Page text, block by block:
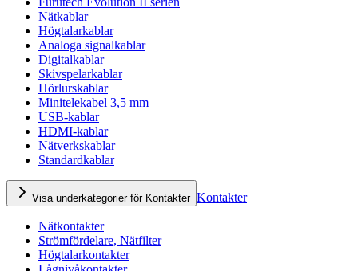
Nätkablar
Högtalarkablar
Analoga signalkablar
Digitalkablar
Skivspelarkablar
Hörlurskablar
Minitelekabel 3,5 mm
USB-kablar
HDMI-kablar
Nätverkskablar
Standardkablar
Visa underkategorier för Kontakter Kontakter
Nätkontakter
Strömfördelare, Nätfilter
Högtalarkontakter